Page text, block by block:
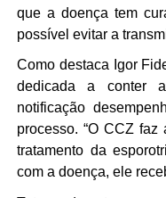
que a doença tem
possível evitar a
Como destaca Igor
dedicada a conter
notificação
processo. “O CCZ
tratamento da
com a doença, ele